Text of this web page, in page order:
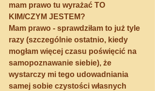
mam prawo tu wyrażać TO
KIM/CZYM JESTEM?
Mam prawo - sprawdziłam to już tyle
razy (szczególnie ostatnio, kiedy
mogłam więcej czasu poświęcić na
samopoznawanie siebie), że
wystarczy mi tego udowadniania
samej sobie czystości własnych